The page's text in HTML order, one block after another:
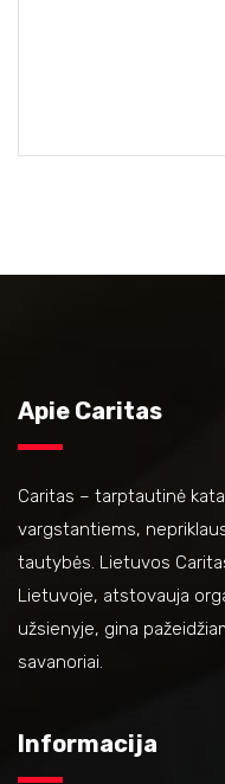
Apie Caritas
Caritas – tarptautinė
vargstantiems,
tautybės. Lietuvos
Lietuvoje, atstovauja
užsienyje, gina
savanoriai.
Informacija